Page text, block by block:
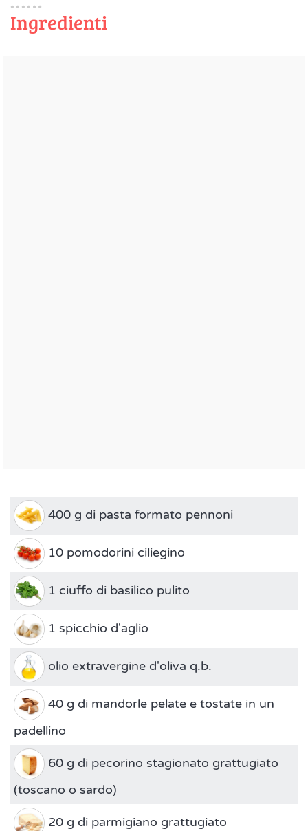
Ingredienti
400 g di pasta formato pennoni
10 pomodorini ciliegino
1 ciuffo di basilico pulito
1 spicchio d'aglio
olio extravergine d'oliva q.b.
40 g di mandorle pelate e tostate in un
padellino
60 g di pecorino stagionato grattugiato
(toscano o sardo)
20 g di parmigiano grattugiato